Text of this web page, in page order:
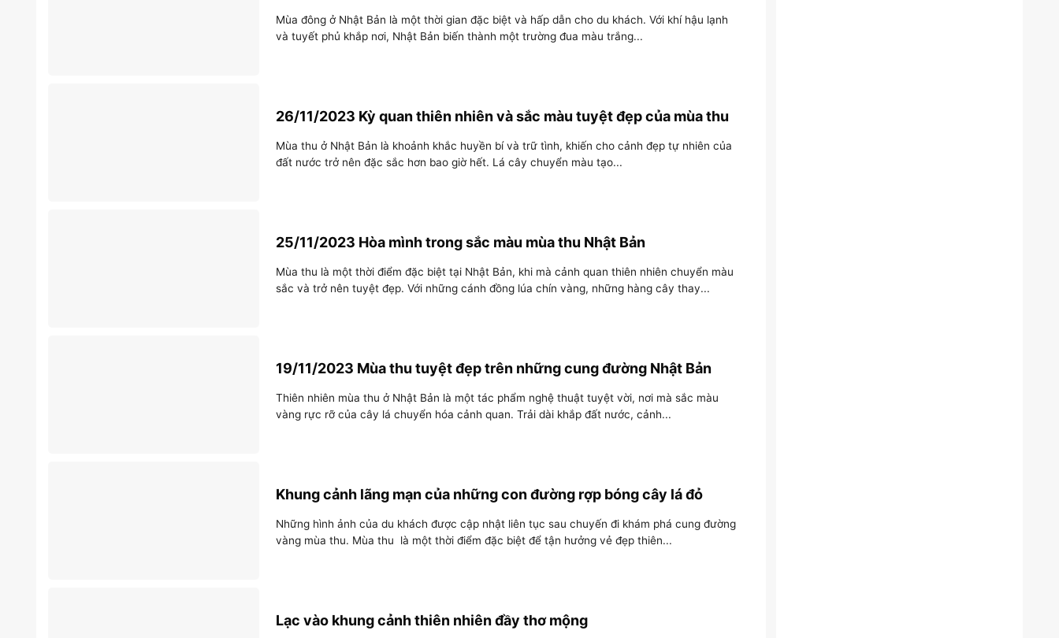
Mùa đông ở Nhật Bản là một thời gian đặc biệt và hấp dẫn cho du khách. Với khí hậu lạnh
và tuyết phủ khắp nơi, Nhật Bản biến thành một trường đua màu trắng...
26/11/2023 Kỳ quan thiên nhiên và sắc màu tuyệt đẹp của mùa thu
Mùa thu ở Nhật Bản là khoảnh khắc huyền bí và trữ tình, khiến cho cảnh đẹp tự nhiên của
đất nước trở nên đặc sắc hơn bao giờ hết. Lá cây chuyển màu tạo...
25/11/2023 Hòa mình trong sắc màu mùa thu Nhật Bản
Mùa thu là một thời điểm đặc biệt tại Nhật Bản, khi mà cảnh quan thiên nhiên chuyển màu
sắc và trở nên tuyệt đẹp. Với những cánh đồng lúa chín vàng, những hàng cây thay...
19/11/2023 Mùa thu tuyệt đẹp trên những cung đường Nhật Bản
Thiên nhiên mùa thu ở Nhật Bản là một tác phẩm nghệ thuật tuyệt vời, nơi mà sắc màu
vàng rực rỡ của cây lá chuyển hóa cảnh quan. Trải dài khắp đất nước, cảnh...
Khung cảnh lãng mạn của những con đường rợp bóng cây lá đỏ
Những hình ảnh của du khách được cập nhật liên tục sau chuyến đi khám phá cung đường
vàng mùa thu. Mùa thu là một thời điểm đặc biệt để tận hưởng vẻ đẹp thiên...
Lạc vào khung cảnh thiên nhiên đầy thơ mộng